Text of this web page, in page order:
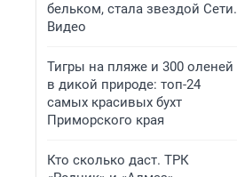
бельком, стала звездой Сети.
Видео
Тигры на пляже и 300 оленей
в дикой природе: топ-24
самых красивых бухт
Приморского края
Кто сколько даст. ТРК